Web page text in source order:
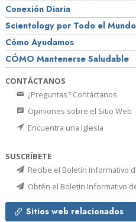
Conexión Diaria
Scientology por Todo el Mundo
Cómo Ayudamos
CÓMO Mantenerse Saludable
CONTÁCTANOS
¿Preguntas? Contáctanos
Opiniones sobre el Sitio Web
Encuentra una Iglesia
SUSCRÍBETE
Recibe el Boletín Informativo
Obtén el Boletín Informativo
Sitios web relacionados